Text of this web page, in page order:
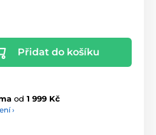
Přidat do košíku
od 1 999 Kč
›